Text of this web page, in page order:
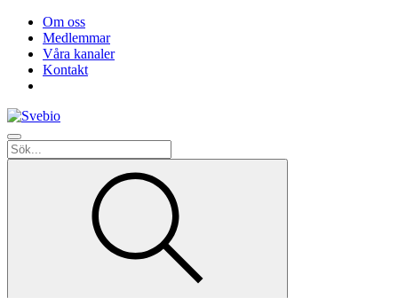
Om oss
Medlemmar
Våra kanaler
Kontakt